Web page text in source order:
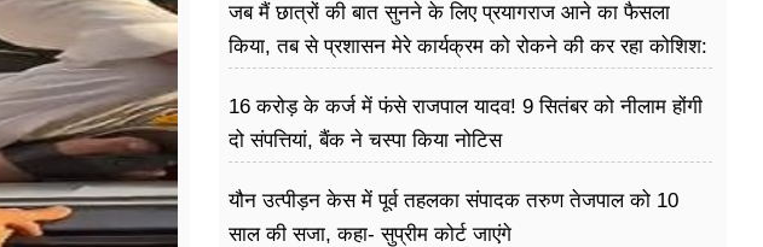
जब मैं छात्रों की बात सुनने के लिए प्रयागराज आने का फैसला
किया, तब से प्रशासन मेरे कार्यक्रम को रोकने की कर रहा कोशिश:
16 करोड़ के कर्ज में फंसे राजपाल यादव! 9 सितंबर को नीलाम होंगी
दो संपत्तियां, बैंक ने चस्पा किया नोटिस
यौन उत्पीड़न केस में पूर्व तहलका संपादक तरुण तेजपाल को 10
साल की सजा, कहा- सुप्रीम कोर्ट जाएंगे